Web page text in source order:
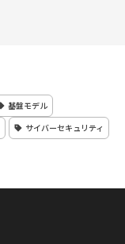
基盤モデル
サイバーセキュリティ